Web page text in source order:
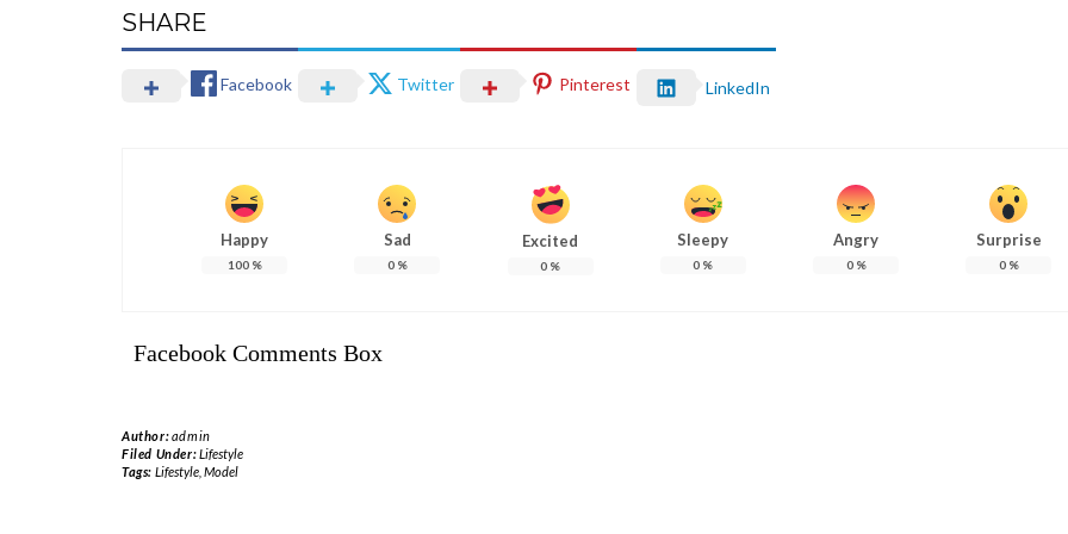
SHARE
Facebook Twitter Pinterest LinkedIn
Happy
100%
Sad
0%
Excited
0 %
Sleepy
0 %
Angry
0%
Surprise
0%
Facebook Comments Box
Author:admin
Filed Under:Lifestyle
Tags: Lifestyle, Model